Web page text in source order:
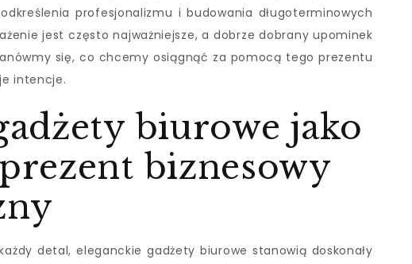
profesjonalizmu i budowania długoterminowych
jest często najważniejsze, a dobrze dobrany upominek
się, co chcemy osiągnąć za pomocą tego prezentu
intencje.
biurowe jako
biznesowy
detal, eleganckie gadżety biurowe stanowią doskonały